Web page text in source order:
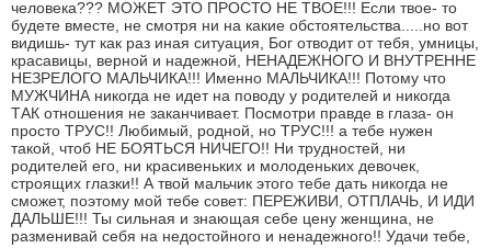
человека??? МОЖЕТ ЭТО ПРОСТО НЕ ТВОЕ!!! Если твое- то
будете вместе, не смотря ни на какие обстоятельства.....но вот
видишь- тут как раз иная ситуация, Бог отводит от тебя, умницы,
красавицы, верной и надежной, НЕНАДЕЖНОГО И ВНУТРЕННЕ
НЕЗРЕЛОГО МАЛЬЧИКА!!! Именно МАЛЬЧИКА!!! Потому что
МУЖЧИНА никогда не идет на поводу у родителей и никогда
ТАК отношения не заканчивает. Посмотри правде в глаза- он
просто ТРУС!! Любимый, родной, но ТРУС!!! а тебе нужен
такой, чтоб НЕ БОЯТЬСЯ НИЧЕГО!! Ни трудностей, ни
родителей его, ни красивеньких и молоденьких девочек,
строящих глазки!! А твой мальчик этого тебе дать никогда не
сможет, поэтому мой тебе совет: ПЕРЕЖИВИ, ОТПЛАЧЬ, И ИДИ
ДАЛЬШЕ!!! Ты сильная и знающая себе цену женщина, не
разменивай себя на недостойного и ненадежного!! Удачи тебе,